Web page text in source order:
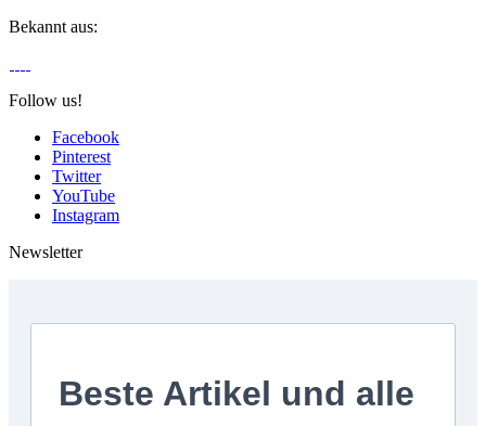
Bekannt aus:
Follow us!
Facebook
Pinterest
Twitter
YouTube
Instagram
Newsletter